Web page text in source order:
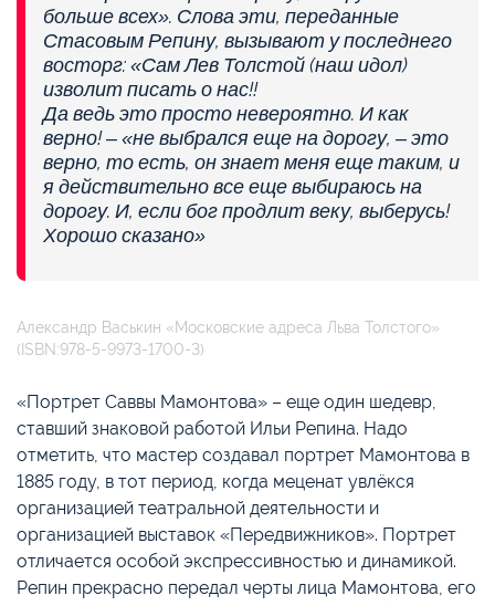
больше всех». Слова эти, переданные
Стасовым Репину, вызывают у последнего
восторг: «Сам Лев Толстой (наш идол)
изволит писать о нас!!
Да ведь это просто невероятно. И как
верно! – «не выбрался еще на дорогу, – это
верно, то есть, он знает меня еще таким, и
я действительно все еще выбираюсь на
дорогу. И, если бог продлит веку, выберусь!
Хорошо сказано»
Александр Васькин «Московские адреса Льва Толстого»
(ISBN:978-5-9973-1700-3)
«Портрет Саввы Мамонтова» – еще один шедевр,
ставший знаковой работой Ильи Репина. Надо
отметить, что мастер создавал портрет Мамонтова в
1885 году, в тот период, когда меценат увлёкся
организацией театральной деятельности и
организацией выставок «Передвижников». Портрет
отличается особой экспрессивностью и динамикой.
Репин прекрасно передал черты лица Мамонтова, его